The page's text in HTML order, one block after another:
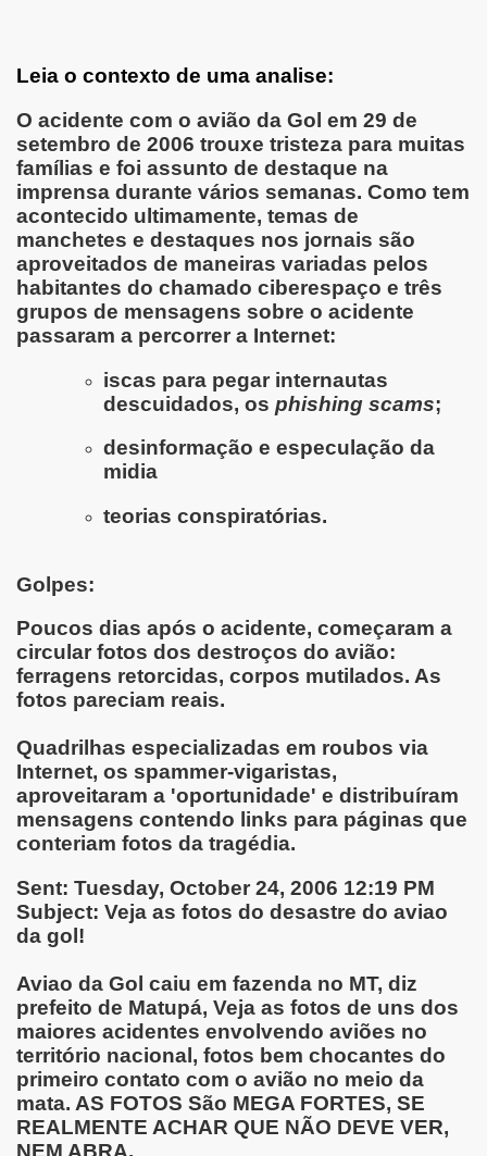
Leia o contexto de uma analise:
O acidente com o avião da Gol em 29 de
setembro de 2006 trouxe tristeza para muitas
famílias e foi assunto de destaque na
imprensa durante vários semanas. Como tem
acontecido ultimamente, temas de
manchetes e destaques nos jornais são
aproveitados de maneiras variadas pelos
habitantes do chamado ciberespaço e três
grupos de mensagens sobre o acidente
passaram a percorrer a Internet:
iscas para pegar internautas
descuidados, os phishing scams;
desinformação e especulação da
midia
teorias conspiratórias.
Golpes:
Poucos dias após o acidente, começaram a
circular fotos dos destroços do avião:
ferragens retorcidas, corpos mutilados. As
fotos pareciam reais.
Quadrilhas especializadas em roubos via
Internet, os spammer-vigaristas,
aproveitaram a 'oportunidade' e distribuíram
mensagens contendo links para páginas que
conteriam fotos da tragédia.
Sent: Tuesday, October 24, 2006 12:19 PM
Subject: Veja as fotos do desastre do aviao
da gol!
Aviao da Gol caiu em fazenda no MT, diz
prefeito de Matupá, Veja as fotos de uns dos
maiores acidentes envolvendo aviões no
território nacional, fotos bem chocantes do
primeiro contato com o avião no meio da
mata. AS FOTOS São MEGA FORTES, SE
REALMENTE ACHAR QUE NÃO DEVE VER,
NEM ABRA.